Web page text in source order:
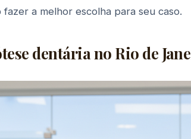
a melhor escolha para seu caso.
dentária no Rio de